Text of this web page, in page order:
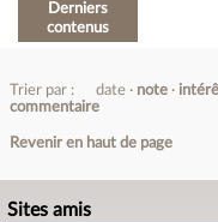
Derniers
contenus
Trier par : date note
commentaire
Revenir en haut de page
Sites amis